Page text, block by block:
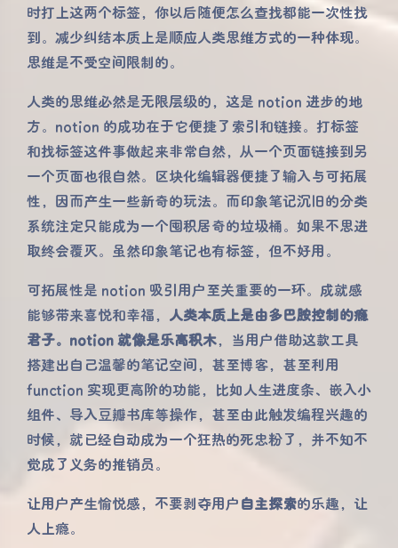
时打上这两个标签，你以后随便怎么查找都能一次性找
到。减少纠结本质上是顺应人类思维方式的一种体现。
思维是不受空间限制的。
人类的思维必然是无限层级的，这是 notion 进步的地
方。notion 的成功在于它便捷了索引和链接。打标签
和找标签这件事做起来非常自然，从一个页面链接到另
一个页面也很自然。区块化编辑器便捷了输入与可拓展
性，因而产生一些新奇的玩法。而印象笔记沉旧的分类
系统注定只能成为一个囤积居奇的垃圾桶。如果不思进
取终会覆灭。虽然印象笔记也有标签，但不好用。
可拓展性是 notion 吸引用户至关重要的一环。成就感
能够带来喜悦和幸福， 人类本质上是由多巴胺控制的瘾
君子。notion 就像是乐高积木，当用户借助这款工具
搭建出自己温馨的笔记空间，甚至博客，甚至利用
function 实现更高阶的功能，比如人生进度条、嵌入小
组件、导入豆瓣书库等操作，甚至由此触发编程兴趣的
时候，就已经自动成为一个狂热的死忠粉了，并不知不
觉成了义务的推销员。
让用户产生愉悦感，不要剥夺用户自主探索的乐趣，让
人上瘾。